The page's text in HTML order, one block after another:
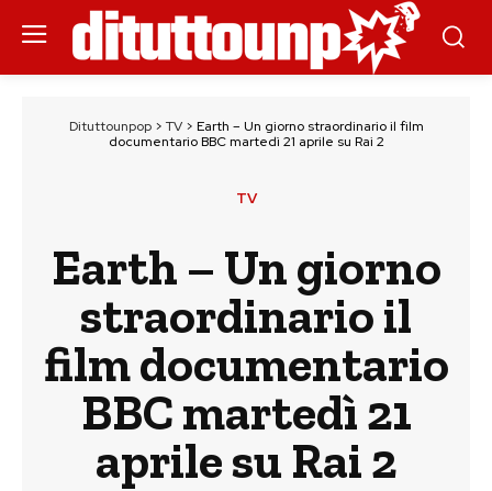
Dituttounpop> TV> Earth – Un giorno straordinario il film
documentario BBC martedì 21 aprile su Rai 2
TV
Earth – Un giorno
straordinario il
film documentario
BBC martedì 21
aprile su Rai 2